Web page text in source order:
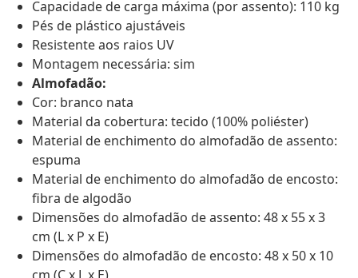
Capacidade de carga máxima (por assento): 110 kg
Pés de plástico ajustáveis
Resistente aos raios UV
Montagem necessária: sim
Almofadão:
Cor: branco nata
Material da cobertura: tecido (100% poliéster)
Material de enchimento do almofadão de assento:
espuma
Material de enchimento do almofadão de encosto:
fibra de algodão
Dimensões do almofadão de assento: 48 x 55 x 3
cm (L x P x E)
Dimensões do almofadão de encosto: 48 x 50 x 10